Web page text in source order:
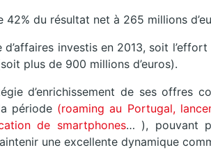
42% du résultat net à 265 millions
investis en 2013, soit
plus de 900 millions d’euros).
d’enrichissement de ses offres
période (roaming au Portugal,
de smartphones… ), pouvant
une excellente dynamique